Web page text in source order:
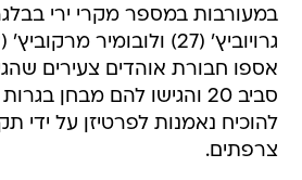
במעורבות במספר מקרי ירי
אספו חבורת אוהדים צעירים
סביב 20 והגישו להם מבחן
להוכיח נאמנות לפרטיזן על ידי
צרפתים.